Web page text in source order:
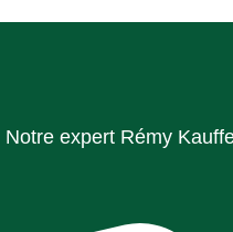
Notre expert Rémy